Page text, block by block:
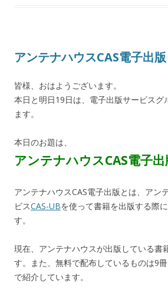
アンテナハウスCAS電子出版
皆様、おはようございます。
本日と明日19日は、電子出版サービスグ
ます。
本日のお題は、
アンテナハウスCAS電子出
アンテナハウスCAS電子出版とは、アン
ビスCAS-UBを使って書籍を出版する際
す。
現在、アンテナハウスが出版している書
す。また、無料で配布しているものは9冊
で紹介しています。